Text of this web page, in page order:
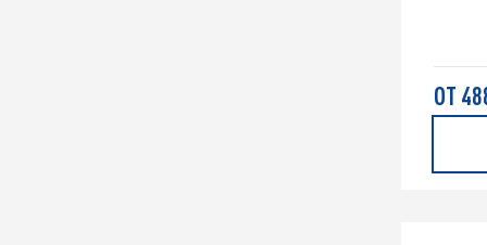
ОТ